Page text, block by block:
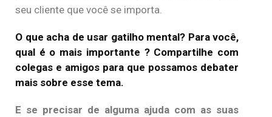
seu cliente que você se importa.
O que acha de usar gatilho mental? Para você,
qual é o mais importante ? Compartilhe com
colegas e amigos para que possamos debater
mais sobre esse tema.
E se precisar de alguma ajuda com as suas